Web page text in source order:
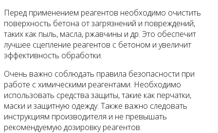
Перед применением реагентов необходимо очистить
поверхность бетона от загрязнений и повреждений,
таких как пыль, масла, ржавчины и др. Это обеспечит
лучшее сцепление реагентов с бетоном и увеличит
эффективность обработки.
Очень важно соблюдать правила безопасности при
работе с химическими реагентами. Необходимо
использовать средства защиты, такие как перчатки,
маски и защитную одежду. Также важно следовать
инструкциям производителя и не превышать
рекомендуемую дозировку реагентов.